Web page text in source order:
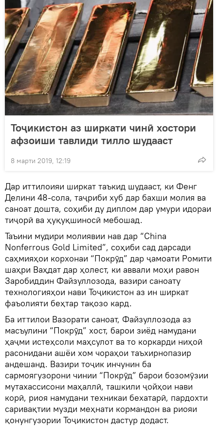
Тоҷикистон аз ширкати чинӣ хостори
афзоиши тавлиди тилло шудааст
8 марти 2019, 12:19
Дар иттилоияи ширкат таъкид шудааст, ки Фенг
Делини 48-сола, таҷриби хуб дар бахши молия ва
саноат дошта, соҳиби ду диплом дар умури идораи
тиҷорӣ ва ҳуқуқшиносӣ мебошад.
Таъини мудири молиявии нав дар “China
Nonferrous Gold Limited”, соҳиби сад дарсади
саҳмияҳои корхонаи “Покрӯд” дар ҷамоати Ромити
шаҳри Ваҳдат дар ҳолест, ки аввали моҳи равон
Заробиддин Файзуллозода, вазири саноату
технологияҳои нави Тоҷикистон аз ин ширкат
фаъолияти беҳтар тақозо кард.
Ба иттилои Вазорати саноат, Файзуллозода аз
масъулини “Покрӯд” хост, барои зиёд намудани
ҳаҷми истеҳсоли маҳсулот ва то коркарди ниҳоӣ
расонидани ашёи хом чораҳои таъхирнопазир
андешанд. Вазири тоҷик инчунин ба
сармоягузорони чинии “Покрӯд” барои бозомӯзии
мутахассисони маҳаллӣ, ташкили ҷойҳои нави
корӣ, риоя намудани техникаи бехатарӣ, пардохти
саривақтии музди меҳнати кормандон ва риояи
қонунгузории Тоҷикистон дастур додаст.